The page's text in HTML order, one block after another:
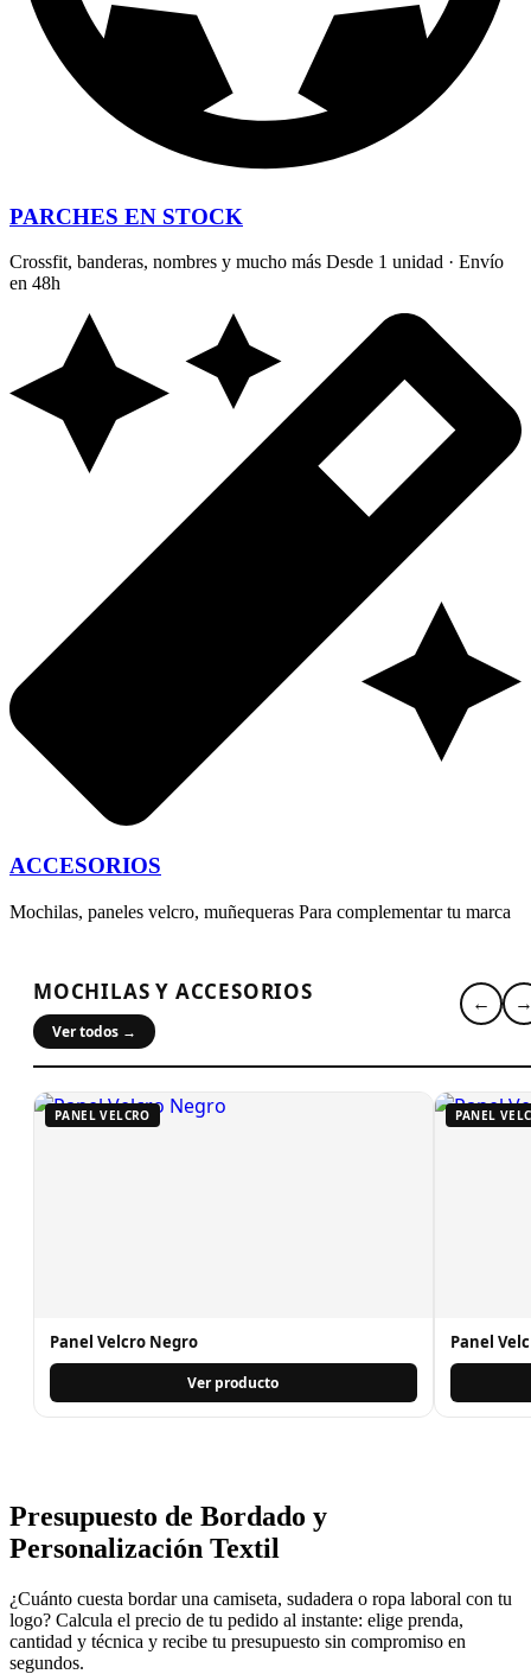
PARCHES EN STOCK
Crossfit, banderas, nombres y mucho más Desde 1 unidad · Envío
en 48h
ACCESORIOS
Mochilas, paneles velcro, muñequeras Para complementar tu marca
MOCHILAS Y ACCESORIOS
Ver todos →
←
PANEL VELCRO
Panel Velcro Negro
Ver producto
PANEL
Panel
Presupuesto de Bordado y
Personalización Textil
¿Cuánto cuesta bordar una camiseta, sudadera o ropa laboral con tu
logo? Calcula el precio de tu pedido al instante: elige prenda,
cantidad y técnica y recibe tu presupuesto sin compromiso en
segundos.